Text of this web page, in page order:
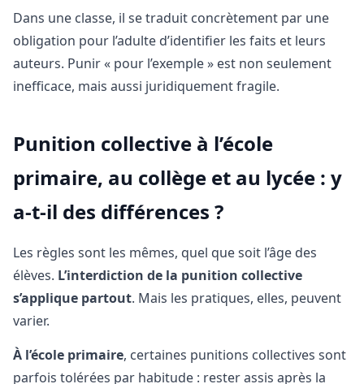
Dans une classe, il se traduit concrètement par une
obligation pour l’adulte d’identifier les faits et leurs
auteurs. Punir « pour l’exemple » est non seulement
inefficace, mais aussi juridiquement fragile.
Punition collective à l’école
primaire, au collège et au lycée : y
a-t-il des différences ?
Les règles sont les mêmes, quel que soit l’âge des
élèves. L’interdiction de la punition collective
s’applique partout. Mais les pratiques, elles, peuvent
varier.
À l’école primaire, certaines punitions collectives sont
parfois tolérées par habitude : rester assis après la